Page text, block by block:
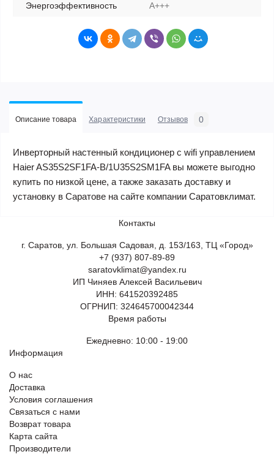
Энергоэффективность A+++
Описание товара Характеристики Отзывов 0
Инверторный настенный кондиционер с wifi управлением
Haier AS35S2SF1FA-B/1U35S2SM1FA вы можете выгодно
купить по низкой цене, а также заказать доставку и
установку в Саратове на сайте компании Саратовклимат.
Контакты
г. Саратов, ул. Большая Садовая, д. 153/163, ТЦ «Город»
+7 (937) 807-89-89
saratovklimat@yandex.ru
ИП Чиняев Алексей Васильевич
ИНН: 641520392485
ОГРНИП: 324645700042344
Время работы
Ежедневно: 10:00 - 19:00
Информация
О нас
Доставка
Условия соглашения
Связаться с нами
Возврат товара
Карта сайта
Производители